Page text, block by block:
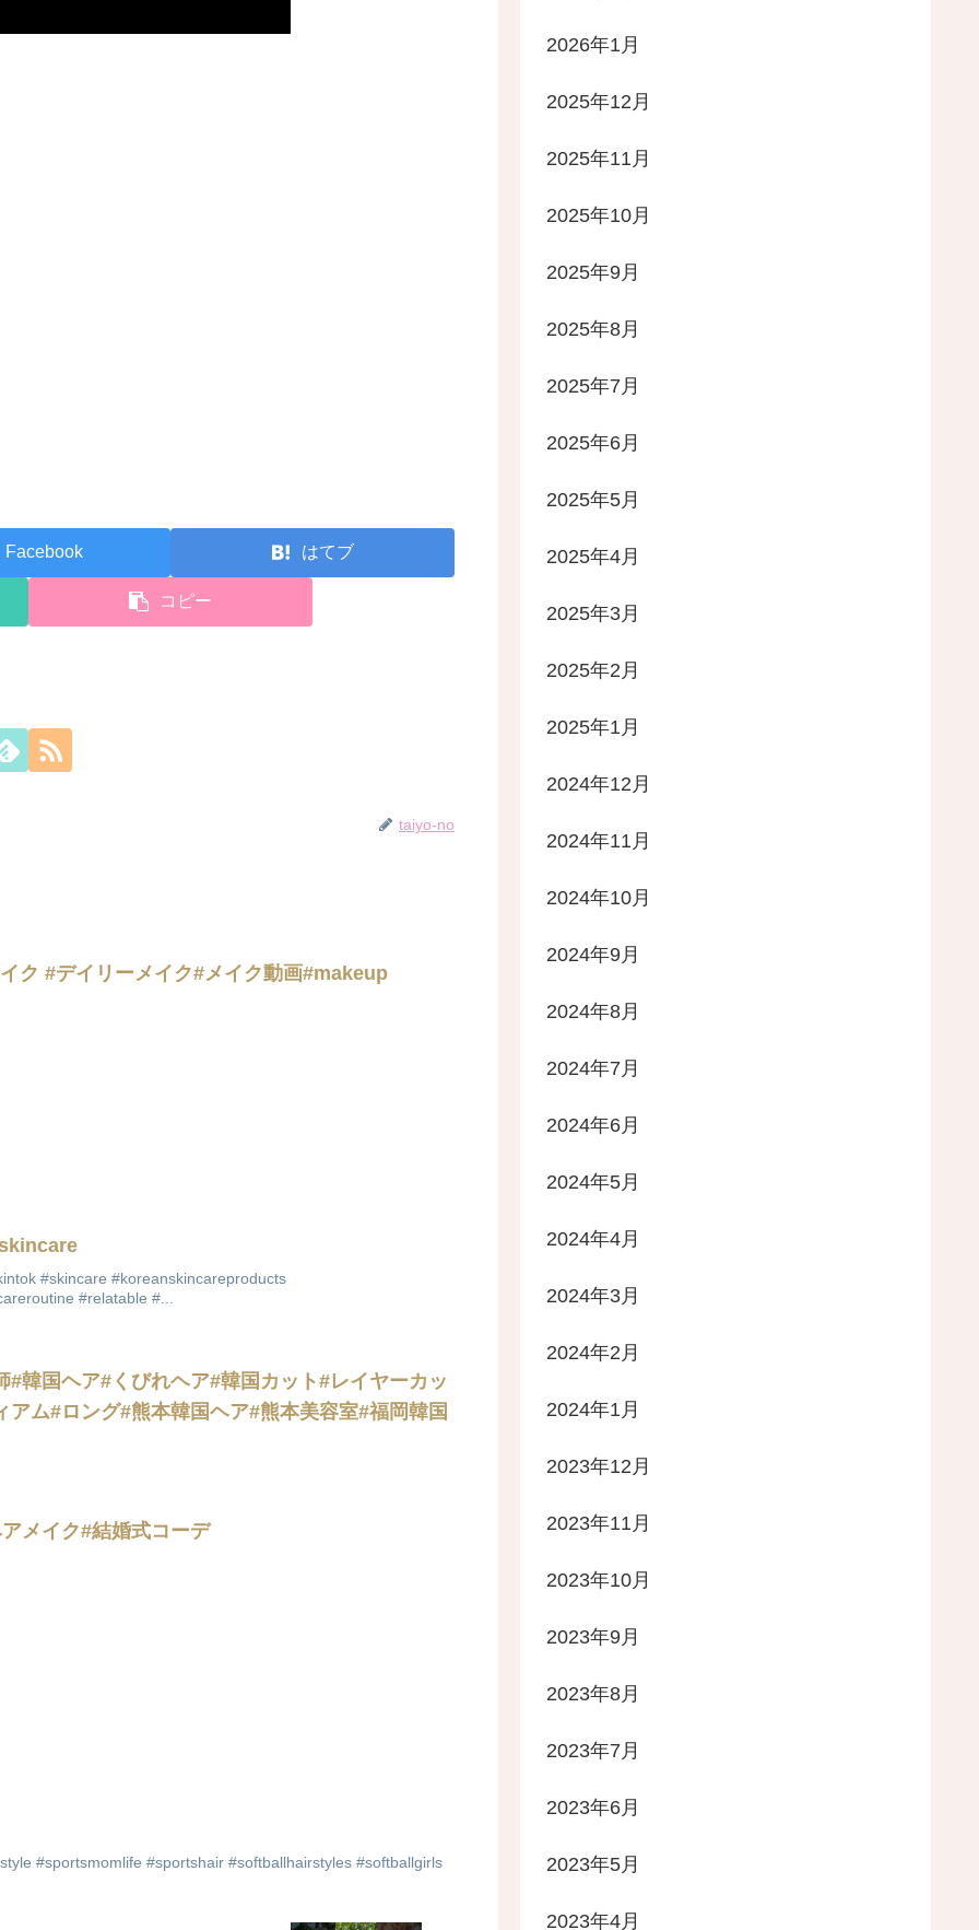
Facebook はてブ
コピー
taiyo-no
ク #デイリーメイク#メイク動画#makeup
#skincare #koreanskincareproducts
#relatable #...
#韓国ヘア#くびれヘア#韓国カット#レイヤーカッ
アム#ロング#熊本韓国ヘア#熊本美容室#福岡韓国
メイク#結婚式コーデ
#sportsmomlife #sportshair #softballhairstyles #softballgirls
2026年1月
2025年12月
2025年11月
2025年10月
2025年9月
2025年8月
2025年7月
2025年6月
2025年5月
2025年4月
2025年3月
2025年2月
2025年1月
2024年12月
2024年11月
2024年10月
2024年9月
2024年8月
2024年7月
2024年6月
2024年5月
2024年4月
2024年3月
2024年2月
2024年1月
2023年12月
2023年11月
2023年10月
2023年9月
2023年8月
2023年7月
2023年6月
2023年5月
2023年4月